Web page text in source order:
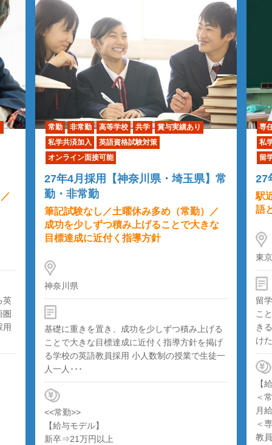
英
圏
用
常勤 非常勤 高等学校 共学
賞与実績あり
私学共済加入
英語資格試験対策
オンライン面接可能
27年4月採用【神奈川県・埼玉県】常
勤・非常勤
筆記試験なし／土曜休み多め（常勤）／
成功を少しずつ積み上げることで大きな
目標達成に近付く指導方針
神奈川県
基礎に重きを置き、成功を少しずつ積み上げる
ことで大きな目標達成に近付く指導方針を掲げ
る学校の英語教員採用 小人数制の授業で生徒一
人一人･･･
<<常勤>>
【給与モデル】
新卒⇒21万円以上
専
私
留
27
駅
語
東
留
こ
き
け
【
＜
月
＜
教